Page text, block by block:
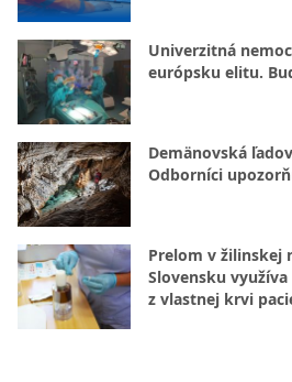
Univerzitná
európsku elitu.
Demänovská
Odborníci
Prelom v žilinskej
Slovensku
z vlastnej krvi